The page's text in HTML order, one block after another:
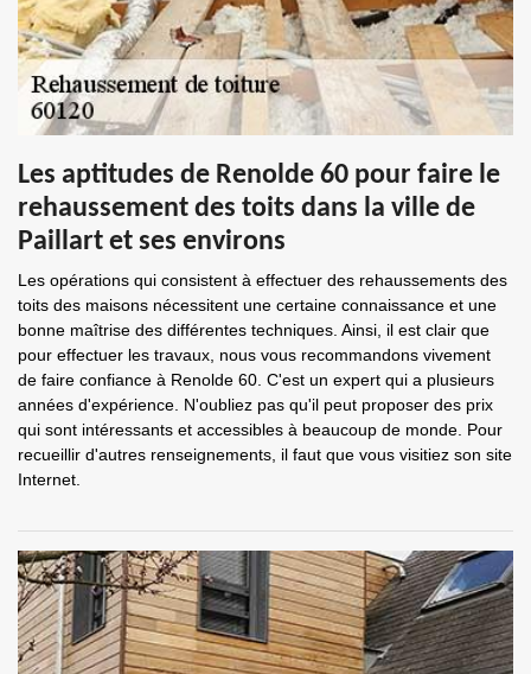
Les aptitudes de Renolde 60 pour faire le
rehaussement des toits dans la ville de
Paillart et ses environs
Les opérations qui consistent à effectuer des rehaussements des
toits des maisons nécessitent une certaine connaissance et une
bonne maîtrise des différentes techniques. Ainsi, il est clair que
pour effectuer les travaux, nous vous recommandons vivement
de faire confiance à Renolde 60. C'est un expert qui a plusieurs
années d'expérience. N'oubliez pas qu'il peut proposer des prix
qui sont intéressants et accessibles à beaucoup de monde. Pour
recueillir d'autres renseignements, il faut que vous visitiez son site
Internet.